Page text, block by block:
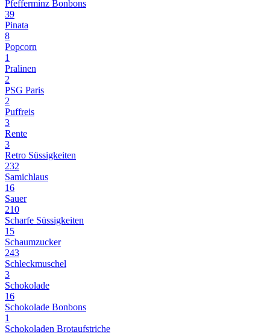
Pfefferminz Bonbons
39
Pinata
8
Popcorn
1
Pralinen
2
PSG Paris
2
Puffreis
3
Rente
3
Retro Süssigkeiten
232
Samichlaus
16
Sauer
210
Scharfe Süssigkeiten
15
Schaumzucker
243
Schleckmuschel
3
Schokolade
16
Schokolade Bonbons
1
Schokoladen Brotaufstriche